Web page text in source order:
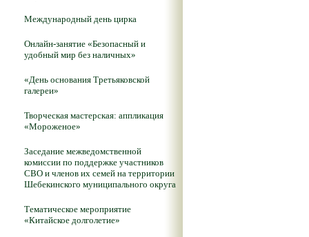
Международный день цирка
Онлайн-занятие «Безопасный и
удобный мир без наличных»
«День основания Третьяковской
галереи»
Творческая мастерская: аппликация
«Мороженое»
Заседание межведомственной
комиссии по поддержке участников
СВО и членов их семей на территории
Шебекинского муниципального округа
Тематическое мероприятие
«Китайское долголетие»